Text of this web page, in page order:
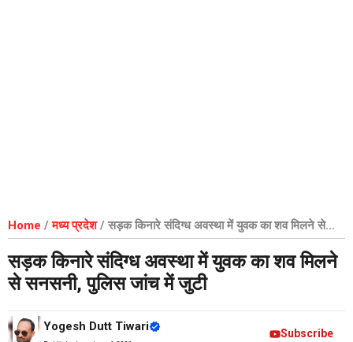
Home /मध्य प्रदेश/ सड़क किनारे संदिग्ध अवस्था में युवक का शव मिलने से
सनसनी, पुलिस जांच में जुटी
सड़क किनारे संदिग्ध अवस्था में युवक का शव मिलने
से सनसनी, पुलिस जांच में जुटी
Yogesh Dutt Tiwari Subscribe